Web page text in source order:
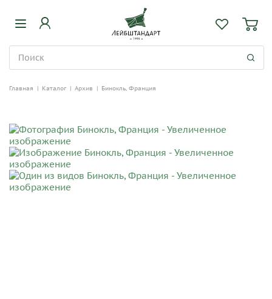
Главная | Каталог | Архив | Бинокль, Франция